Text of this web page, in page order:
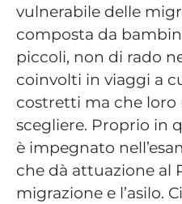
vulnerabile delle
composta da
piccoli, non di rado
coinvolti in viaggi a
costretti ma che
scegliere. Proprio in
è impegnato
che dà attuazione al
migrazione e l’asilo.